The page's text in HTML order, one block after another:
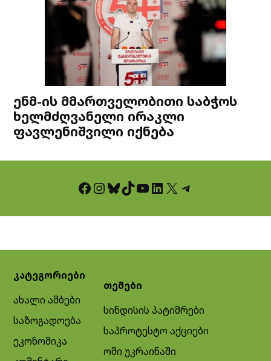
ენმ-ის მმართველობითი საბჭოს
ხელმძღვანელი ირაკლი
ფავლენიშვილი იქნება
Facebook InstagramBluesky TikTok YouTube LinkedIn X Telegram
კატეგორიები
ახალი ამბები
საზოგადოება
ეკონომიკა
თემები
სინდისის პატიმრები
საპროტესტო აქციები
ომი უკრაინაში